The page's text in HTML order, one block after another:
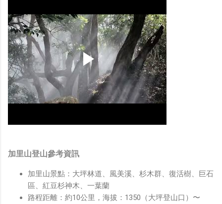
加里山登山參考資訊
加里山景點：大坪林道、風美溪、杉木群、復活樹、巨石
區、紅豆杉神木、一葉蘭
路程距離：約10公里，海拔：1350（大坪登山口）〜